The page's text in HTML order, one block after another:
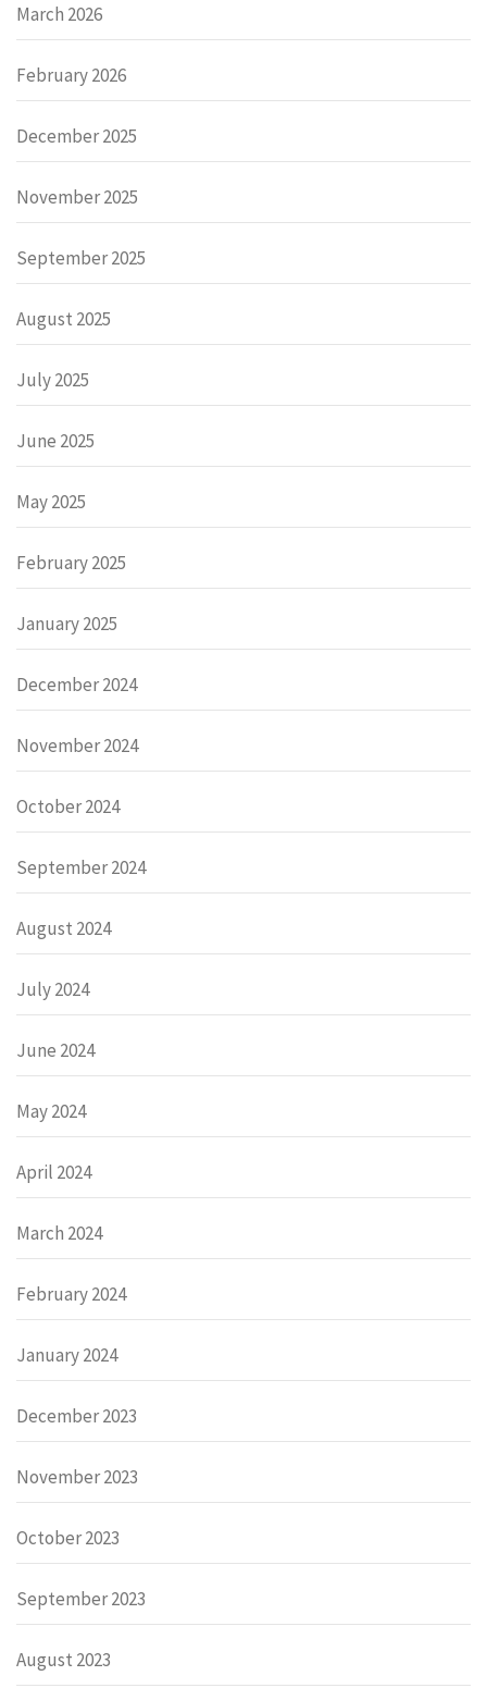
March 2026
February 2026
December 2025
November 2025
September 2025
August 2025
July 2025
June 2025
May 2025
February 2025
January 2025
December 2024
November 2024
October 2024
September 2024
August 2024
July 2024
June 2024
May 2024
April 2024
March 2024
February 2024
January 2024
December 2023
November 2023
October 2023
September 2023
August 2023